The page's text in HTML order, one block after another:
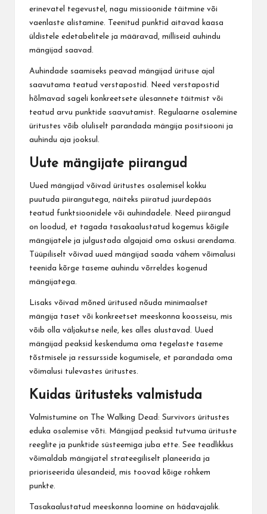
erinevatel tegevustel, nagu missioonide täitmine või
vaenlaste alistamine. Teenitud punktid aitavad kaasa
üldistele edetabelitele ja määravad, milliseid auhindu
mängijad saavad.
Auhindade saamiseks peavad mängijad ürituse ajal
saavutama teatud verstapostid. Need verstapostid
hõlmavad sageli konkreetsete ülesannete täitmist või
teatud arvu punktide saavutamist. Regulaarne osalemine
üritustes võib oluliselt parandada mängija positsiooni ja
auhindu aja jooksul.
Uute mängijate piirangud
Uued mängijad võivad üritustes osalemisel kokku
puutuda piirangutega, näiteks piiratud juurdepääs
teatud funktsioonidele või auhindadele. Need piirangud
on loodud, et tagada tasakaalustatud kogemus kõigile
mängijatele ja julgustada algajaid oma oskusi arendama.
Tüüpiliselt võivad uued mängijad saada vähem võimalusi
teenida kõrge taseme auhindu võrreldes kogenud
mängijatega.
Lisaks võivad mõned üritused nõuda minimaalset
mängija taset või konkreetset meeskonna koosseisu, mis
võib olla väljakutse neile, kes alles alustavad. Uued
mängijad peaksid keskenduma oma tegelaste taseme
tõstmisele ja ressursside kogumisele, et parandada oma
võimalusi tulevastes üritustes.
Kuidas üritusteks valmistuda
Valmistumine on The Walking Dead: Survivors üritustes
eduka osalemise võti. Mängijad peaksid tutvuma ürituste
reeglite ja punktide süsteemiga juba ette. See teadlikkus
võimaldab mängijatel strateegiliselt planeerida ja
prioriseerida ülesandeid, mis toovad kõige rohkem
punkte.
Tasakaalustatud meeskonna loomine on hädavajalik.